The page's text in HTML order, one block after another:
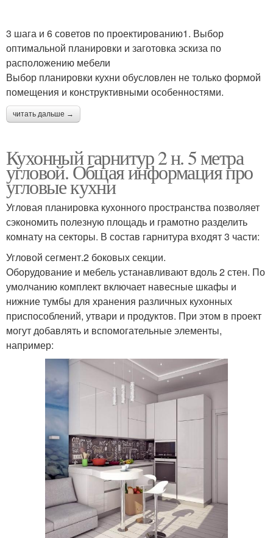
3 шага и 6 советов по проектированию1. Выбор
оптимальной планировки и заготовка эскиза по
расположению мебели
Выбор планировки кухни обусловлен не только формой
помещения и конструктивными особенностями.
читать дальше →
Кухонный гарнитур 2 н. 5 метра
угловой. Общая информация про
угловые кухни
Угловая планировка кухонного пространства позволяет
сэкономить полезную площадь и грамотно разделить
комнату на секторы. В состав гарнитура входят 3 части:
Угловой сегмент.2 боковых секции.
Оборудование и мебель устанавливают вдоль 2 стен. По
умолчанию комплект включает навесные шкафы и
нижние тумбы для хранения различных кухонных
приспособлений, утвари и продуктов. При этом в проект
могут добавлять и вспомогательные элементы,
например: